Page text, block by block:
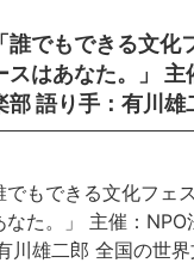
誰でもできる文化
スはあなた。」 主
語り手：有川雄
でもできる文化フェ
た。」 主催：
川雄二郎 全国の世